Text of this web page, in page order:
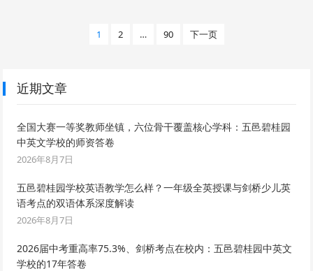
页
1 2 … 90 下一页
近期文章
全国大赛一等奖教师坐镇，六位骨干覆盖核心学科：五邑碧桂园
中英文学校的师资答卷
2026年8月7日
五邑碧桂园学校英语教学怎么样？一年级全英授课与剑桥少儿英
语考点的双语体系深度解读
2026年8月7日
2026届中考重高率75.3%、剑桥考点在校内：五邑碧桂园中英文
学校的17年答卷